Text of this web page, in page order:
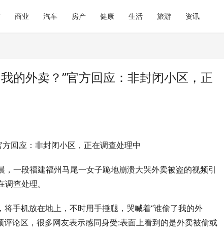
商业 汽车 房产 健康 生活 旅游 资讯
的外卖？”官方回应：非封闭小区，正
回应：非封闭小区，正在调查处理中
一段福建福州马尾一女子跪地崩溃大哭外卖被盗的视频引
查处理。
手机放在地上，不时用手捶腿，哭喊着“谁偷了我的外
论区，很多网友表示感同身受:表面上看到的是外卖被偷或